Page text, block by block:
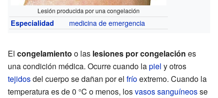
Lesión producida por una congelación
Especialidad medicina de emergencia
El congelamiento o las lesiones por congelación es
una condición médica. Ocurre cuando lapiel y otros
tejidosdel cuerpo se dañan por el fríoextremo. Cuando la
temperatura es de 0 °C o menos, losvasos sanguíneosse